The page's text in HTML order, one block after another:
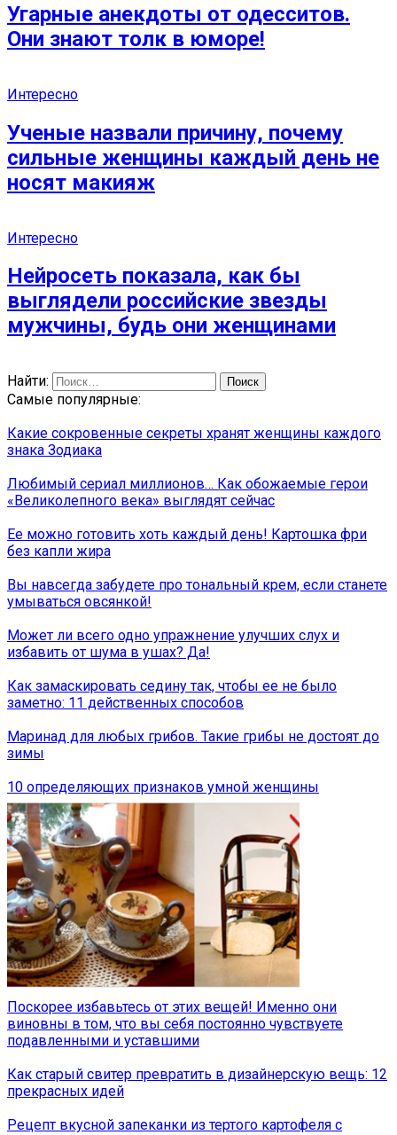
Угарные анекдоты от одесситов.
Они знают толк в юморе!
Интересно
Ученые назвали причину, почему
сильные женщины каждый день не
носят макияж
Интересно
Нейросеть показала, как бы
выглядели российские звезды
мужчины, будь они женщинами
Найти:
Самые популярные:
Какие сокровенные секреты хранят женщины каждого
знака Зодиака
Любимый сериал миллионов… Как обожаемые герои
«Великолепного века» выглядят сейчас
Ее можно готовить хоть каждый день! Картошка фри
без капли жира
Вы навсегда забудете про тональный крем, если станете
умываться овсянкой!
Может ли всего одно упражнение улучших слух и
избавить от шума в ушах? Да!
Как замаскировать седину так, чтобы ее не было
заметно: 11 действенных способов
Маринад для любых грибов. Такие грибы не достоят до
зимы
10 определяющих признаков умной женщины
Поскорее избавьтесь от этих вещей! Именно они
виновны в том, что вы себя постоянно чувствуете
подавленными и уставшими
Как старый свитер превратить в дизайнерскую вещь: 12
прекрасных идей
Рецепт вкусной запеканки из тертого картофеля с